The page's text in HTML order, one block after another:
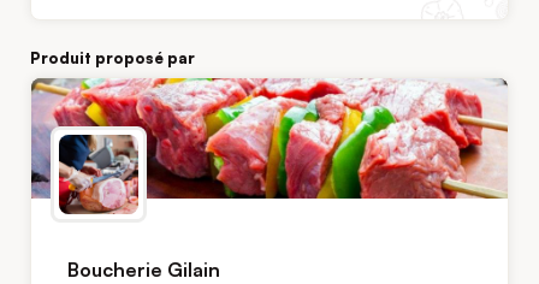
Produit proposé par
Boucherie Gilain